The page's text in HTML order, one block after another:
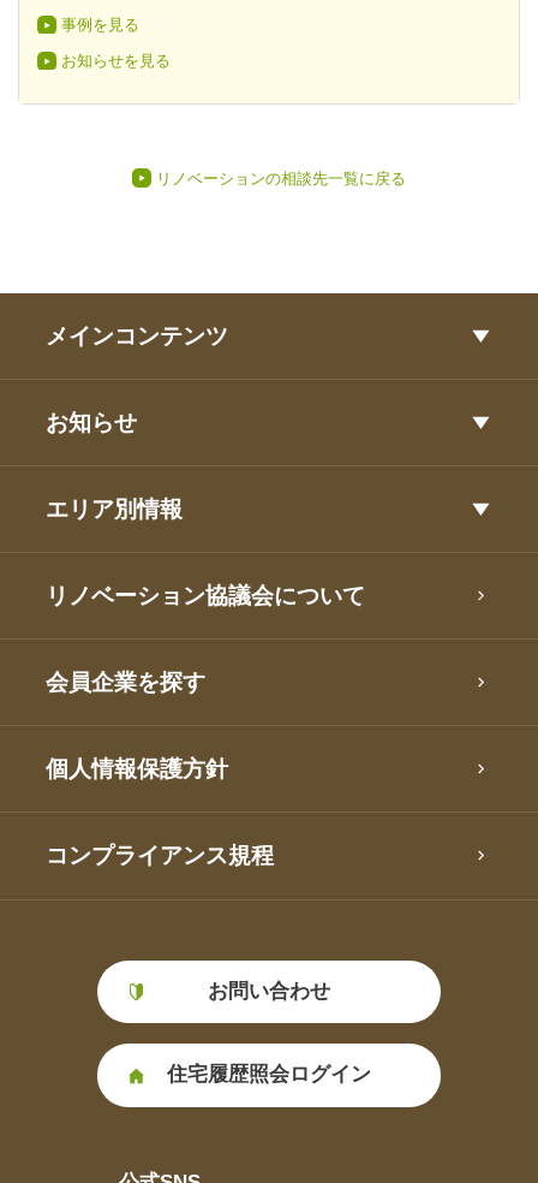
事例を見る
お知らせを見る
リノベーションの相談先一覧に戻る
メインコンテンツ
お知らせ
エリア別情報
リノベーション協議会について
会員企業を探す
個人情報保護方針
コンプライアンス規程
お問い合わせ
住宅履歴照会ログイン